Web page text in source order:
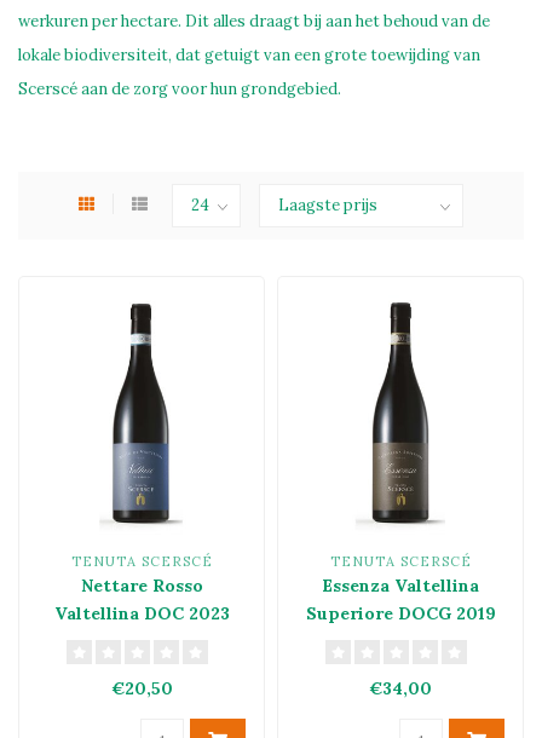
werkuren per hectare. Dit alles draagt bij aan het behoud van de
lokale biodiversiteit, dat getuigt van een grote toewijding van
Scerscé aan de zorg voor hun grondgebied.
TENUTA SCERSCÉ
Nettare Rosso
Valtellina DOC 2023
€20,50
TENUTA SCERSCÉ
Essenza Valtellina
Superiore DOCG 2019
€34,00